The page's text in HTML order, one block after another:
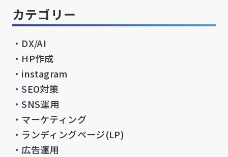
カテゴリー
・ DX/AI
・ HP作成
・ instagram
・SEO対策
・SNS運用
・ マーケティング
・ ランディングページ(LP)
・ 広告運用